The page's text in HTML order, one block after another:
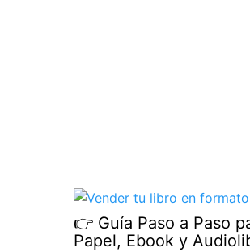
👉 Guía Paso a Paso
Papel, Ebook y